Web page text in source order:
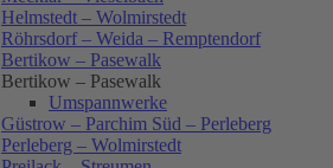
Helmstedt – Wolmirstedt
Röhrsdorf – Weida – Remptendorf
Bertikow – Pasewalk
Bertikow – Pasewalk
Umspannwerke
Güstrow – Parchim Süd – Perleberg
Perleberg – Wolmirstedt